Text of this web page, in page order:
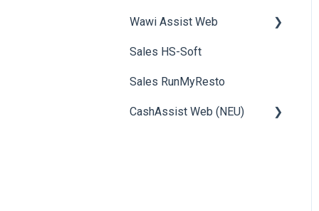
Allgemein
Zeiterfassung
Lohn
Wawi Assist Web
Kundenverwaltung
Artikelverwaltung
Lieferscheinverwaltung
Sales HS-Soft
Sales RunMyResto
CashAssist Web (NEU)